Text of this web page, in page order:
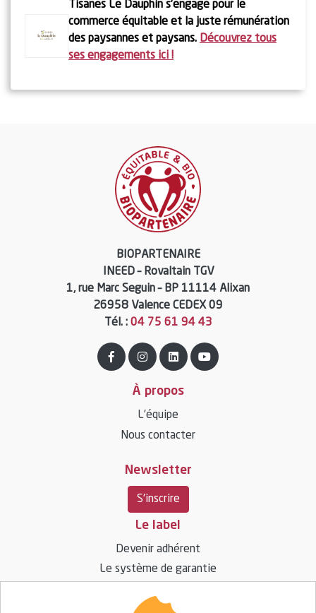
Tisanes Le Dauphin s’engage pour le
commerce équitable et la juste rémunération
des paysannes et paysans. Découvrez tous
ses engagements ici !
BIOPARTENAIRE
INEED – Rovaltain TGV
1, rue Marc Seguin – BP 11114 Alixan
26958 Valence CEDEX 09
Tél. : 04 75 61 94 43
À propos
L’équipe
Nous contacter
Newsletter
S'inscrire
Le label
Devenir adhérent
Le système de garantie